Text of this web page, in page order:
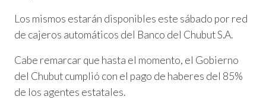
Los mismos estarán disponibles este sábado por red
de cajeros automáticos del Banco del Chubut S.A.
Cabe remarcar que hasta el momento, el Gobierno
del Chubut cumplió con el pago de haberes del 85%
de los agentes estatales.